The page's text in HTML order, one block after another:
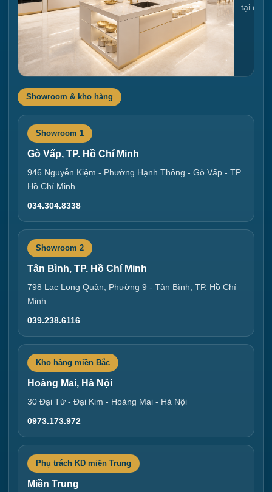
tại đây
Showroom & kho hàng
Showroom 1
Gò Vấp, TP. Hồ Chí Minh
946 Nguyễn Kiệm - Phường Hạnh Thông - Gò Vấp - TP.
Hồ Chí Minh
034.304.8338
Showroom 2
Tân Bình, TP. Hồ Chí Minh
798 Lạc Long Quân, Phường 9 - Tân Bình, TP. Hồ Chí
Minh
039.238.6116
Kho hàng miền Bắc
Hoàng Mai, Hà Nội
30 Đại Từ - Đại Kim - Hoàng Mai - Hà Nội
0973.173.972
Phụ trách KD miền Trung
Miền Trung